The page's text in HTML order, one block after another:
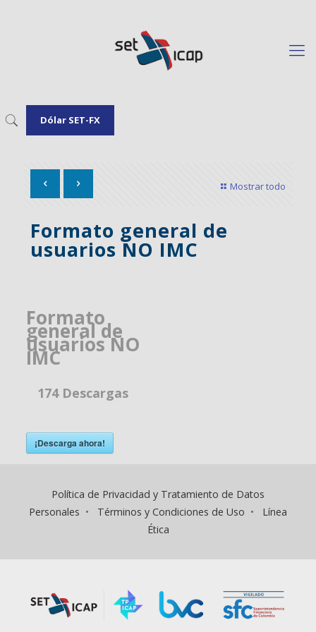
Dólar SET-FX
Mostrar todo
Formato general de
usuarios NO IMC
Formato
general de
usuarios NO
IMC
174Descargas
¡Descarga ahora!
Política de Privacidad y Tratamiento de Datos
Personales • Términos y Condiciones de Uso • Línea
Ética